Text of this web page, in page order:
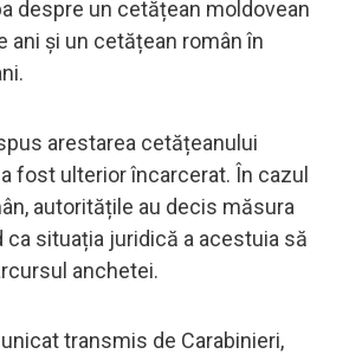
despre un cetățean moldovean
ani și un cetățean român în
arestarea cetățeanului
fost ulterior încarcerat. În cazul
autoritățile au decis măsura
ca situația juridică a acestuia să
anchetei.
transmis de Carabinieri,